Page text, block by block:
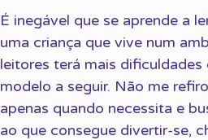
É inegável que se aprende a
uma criança que vive num
leitores terá mais
modelo a seguir. Não me
apenas quando necessita e
ao que consegue divertir-se,